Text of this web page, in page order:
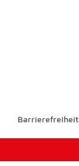
Barrierefreiheit